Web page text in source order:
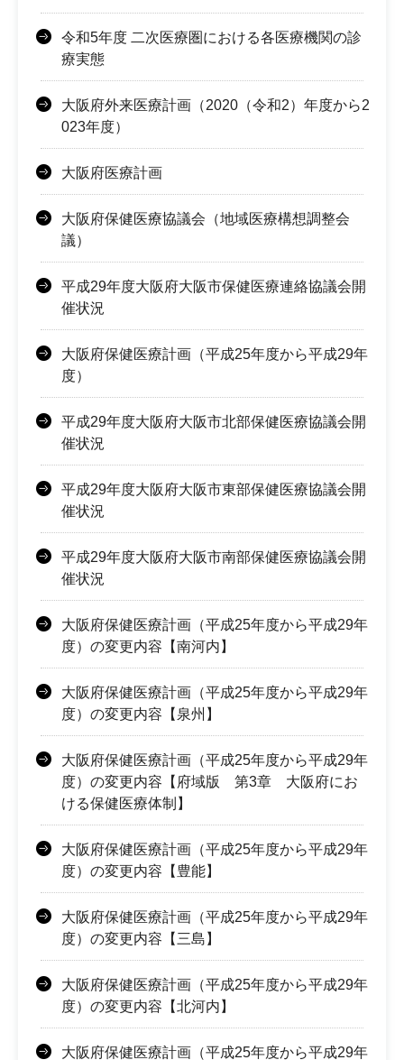
令和5年度 二次医療圏における各医療機関の診
療実態
大阪府外来医療計画（2020（令和2）年度から2
023年度）
大阪府医療計画
大阪府保健医療協議会（地域医療構想調整会
議）
平成29年度大阪府大阪市保健医療連絡協議会開
催状況
大阪府保健医療計画（平成25年度から平成29年
度）
平成29年度大阪府大阪市北部保健医療協議会開
催状況
平成29年度大阪府大阪市東部保健医療協議会開
催状況
平成29年度大阪府大阪市南部保健医療協議会開
催状況
大阪府保健医療計画（平成25年度から平成29年
度）の変更内容【南河内】
大阪府保健医療計画（平成25年度から平成29年
度）の変更内容【泉州】
大阪府保健医療計画（平成25年度から平成29年
度）の変更内容【府域版 第3章 大阪府にお
ける保健医療体制】
大阪府保健医療計画（平成25年度から平成29年
度）の変更内容【豊能】
大阪府保健医療計画（平成25年度から平成29年
度）の変更内容【三島】
大阪府保健医療計画（平成25年度から平成29年
度）の変更内容【北河内】
大阪府保健医療計画（平成25年度から平成29年